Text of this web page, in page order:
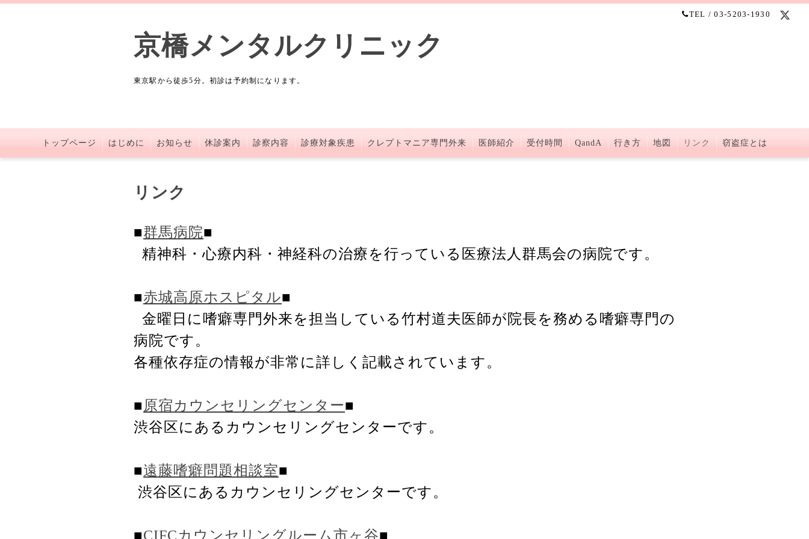
TEL / 03-5203-1930
京橋メンタルクリニック
東京駅から徒歩5分。初診は予約制になります。
トップページ はじめに お知らせ 休診案内 診察内容 診療対象疾患 クレプトマニア専門外来 医師紹介 受付時間 QandA 行き方 地図 リンク 窃盗症とは
リンク
■群馬病院■
精神科・心療内科・神経科の治療を行っている医療法人群馬会の病院です。
■赤城高原ホスピタル■
金曜日に嗜癖専門外来を担当している竹村道夫医師が院長を務める嗜癖専門の
病院です。
各種依存症の情報が非常に詳しく記載されています。
■ 原宿カウンセリングセンター■
渋谷区にあるカウンセリングセンターです。
■遠藤嗜癖問題相談室■
渋谷区にあるカウンセリングセンターです。
■CIFCカウンセリングルーム市ヶ谷■